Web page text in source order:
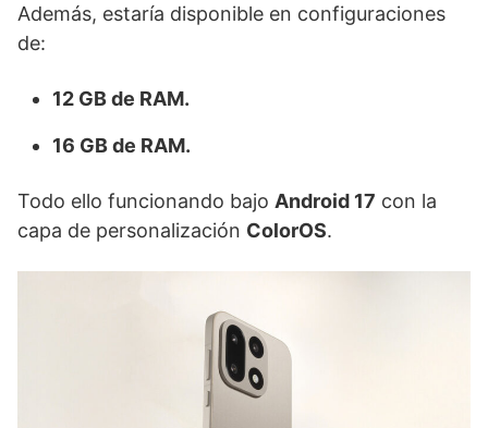
Además, estaría disponible en configuraciones
de:
12 GB de RAM.
16 GB de RAM.
Todo ello funcionando bajo Android 17 con la
capa de personalización ColorOS.